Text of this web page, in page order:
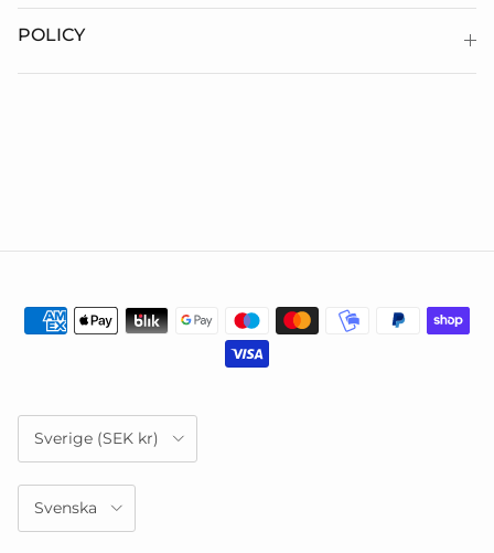
POLICY
Land/Region
Sverige (SEK kr)
Språk
Svenska